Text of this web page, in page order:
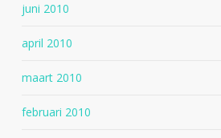
juni 2010
april 2010
maart 2010
februari 2010